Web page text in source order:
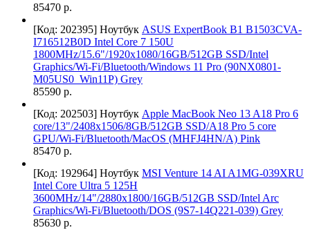
85470 р.
[Код: 202395] Ноутбук ASUS ExpertBook B1 B1503CVA-
I716512B0D Intel Core 7 150U
1800MHz/15.6"/1920x1080/16GB/512GB SSD/Intel
Graphics/Wi-Fi/Bluetooth/Windows 11 Pro (90NX0801-
M05US0_Win11P) Grey
85590 р.
[Код: 202503] Ноутбук Apple MacBook Neo 13 A18 Pro 6
core/13"/2408x1506/8GB/512GB SSD/A18 Pro 5 core
GPU/Wi-Fi/Bluetooth/MacOS (MHFJ4HN/A) Pink
85470 р.
[Код: 192964] Ноутбук MSI Venture 14 AI A1MG-039XRU
Intel Core Ultra 5 125H
3600MHz/14"/2880x1800/16GB/512GB SSD/Intel Arc
Graphics/Wi-Fi/Bluetooth/DOS (9S7-14Q221-039) Grey
85630 р.